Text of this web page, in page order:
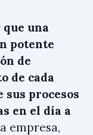
una
potente
de
de cada
procesos
en el día a
empresa,